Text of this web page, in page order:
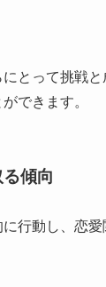
とって挑戦
できます。
傾向
行動し、恋